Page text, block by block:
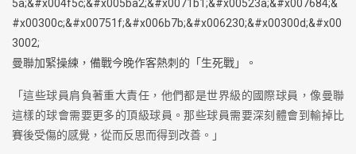
曼聯加緊操練，備戰今晚作客熱刺的「生死戰」。
「這些球員肩負著重大責任，他們都是世界級的國際球員，像曼聯
這樣的球會需要更多的頂級球員。那些球員需要深刻體會到輸掉比
賽後受傷的感覺，從而反思而得到改善。」